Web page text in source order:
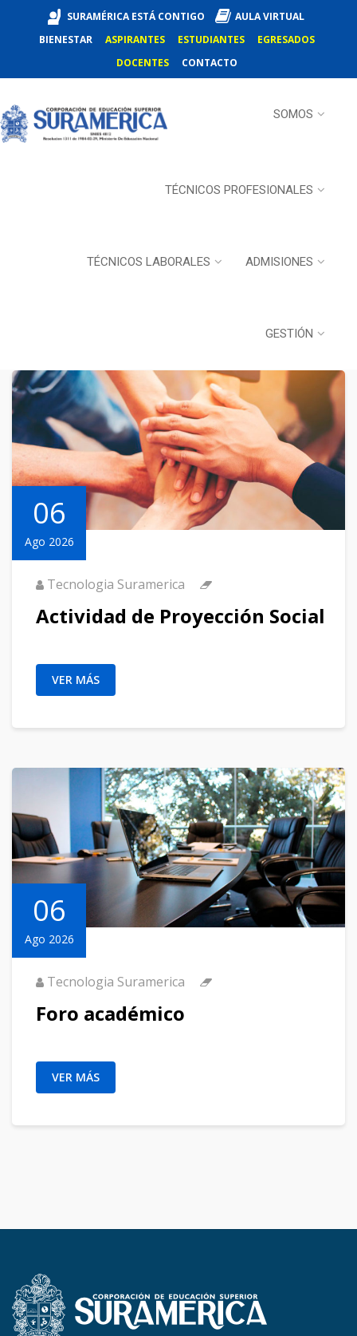
SURAMÉRICA ESTÁ CONTIGO
AULA VIRTUAL
BIENESTAR
ASPIRANTES ESTUDIANTES
EGRESADOS
DOCENTES
CONTACTO
SOMOS
TÉCNICOS PROFESIONALES
TÉCNICOS LABORALES ADMISIONES
GESTIÓN
06
Ago 2026
Tecnologia Suramerica
Actividad de Proyección Social
VER MÁS
06
Ago 2026
Tecnologia Suramerica
Foro académico
VER MÁS